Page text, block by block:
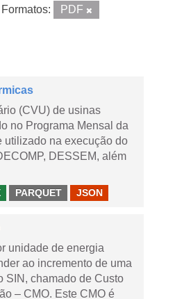
Formatos:
PDF
(CVU) de usinas
no Programa Mensal da
utilizado na execução do
DESSEM, além
PARQUET JSON
unidade de energia
ao incremento de uma
SIN, chamado de Custo
– CMO. Este CMO é